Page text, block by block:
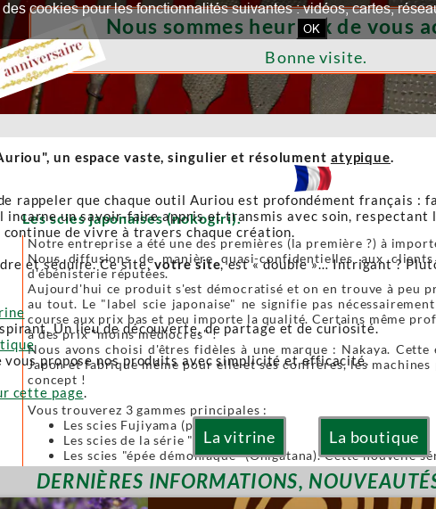
La vitrine La boutique
Les scies japonaises (nokogiri).
Notre entreprise a été une des premières (la première ?) à
Nous diffusions de manière quasi-confidentielles aux
d'ébénisterie réputées.
Aujourd'hui ce produit s'est démocratisé et on en trouve à peu
au tout. Le "label scie japonaise" ne signifie pas
course aux prix bas et peu importe la qualité. Certains même
à des prix "moins médiocres" !
Nous avons choisi d'êtres fidèles à une marque : Nakaya.
Japon et fabrique même pour elle et ses confrères, les
concept !
Vous trouverez 3 gammes principales :
Les scies Fujiyama (pliables)
Les scies de la série "Or" (Gold)
Les scies "épée démoniaque" (Onigatana). Cette nouvelle
forgées à la main tout en conservant l'avantage d'une lame
Toutes ces scies sont à lames interchangeables.
Nous sommes heureux de vous
Bonne visite.
un espace vaste, singulier et résolument atypique.
rappeler que chaque outil Auriou est profondément français :
incarne un savoir-faire appris et transmis avec soin,
de vivre à travers chaque création.
et séduire. Ce site,votre site, est « double »… Intrigant ?
Un lieu de découverte, de partage et de curiosité.
vous propose nos produits avec simplicité et efficacité.
cette page.
DERNIÈRES INFORMATIONS,
cookies pour les fonctionnalités suivantes : vidéos, cartes,
OK